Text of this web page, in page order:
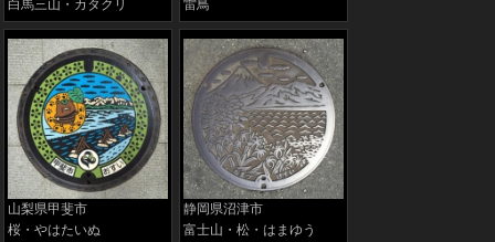
白馬三山・カタクリ
雷鳥
山梨県甲斐市
桜・やはたいぬ
静岡県沼津市
富士山・松・はまゆう